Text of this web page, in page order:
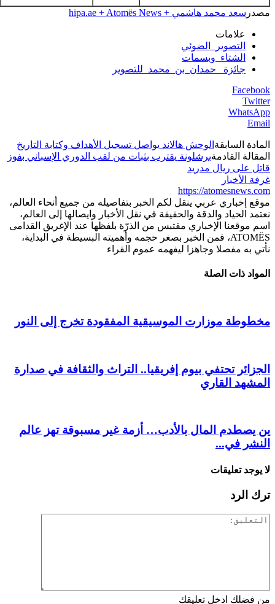
مصدر سعد محمد هاشمي + hipa.ae + Atomës News
علامات
التصوير_الضوئي
الشتاء_وبسمات
جائزة _حمدان_بن_محمد_للتصوير
Facebook
Twitter
WhatsApp
Email
المادة السابقةالوحش هالاند يواصل تسجيل الأهداف وكتابة التاريخ
المقالة القادمةبرشلونة يقترب بثبات من لقب الدوري الإسباني بفوز
قاتل على ريال مدريد
غرفة الأخبار
https://atomesnews.com
موقع إخباري عربي ينقل لكم الخبر بتفاصيله من جميع أنحاء العالم،
نعتمد الحياد والدقة والحقيقة في نقل الأخبار وايصالها إلى العالم،
اسم موقعنا الإخباري مقتبس من الذرّة بلفظها عند الإغريق القدامى
ATOMËS، فمن الخبر بصغر حجمه وأهميته البسيطة في البداية،
نأتي به مفصلا وجاهزا ليفهمه عموم القراء
المواد ذات الصلة
مخطوطة موزارت الموسيقية المفقودة تخرج إلى النور
الجزائر تحتفي بيوم إفريقيا.. التراث والثقافة في صدارة
المشهد القاري
ين يصطدم المال بالأدب… أزمة غير مسبوقة تهز عالم
النشر في...
لا يوجد تعليقات
ترك الرد
من فضلك ادخل تعليقك